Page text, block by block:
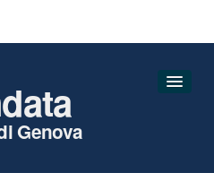
Genova